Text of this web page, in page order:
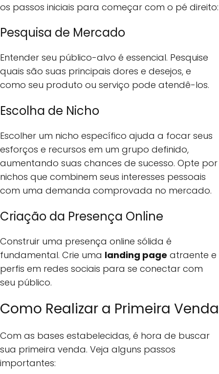
os passos iniciais para começar com o pé direito:
Pesquisa de Mercado
Entender seu público-alvo é essencial. Pesquise
quais são suas principais dores e desejos, e
como seu produto ou serviço pode atendê-los.
Escolha de Nicho
Escolher um nicho específico ajuda a focar seus
esforços e recursos em um grupo definido,
aumentando suas chances de sucesso. Opte por
nichos que combinem seus interesses pessoais
com uma demanda comprovada no mercado.
Criação da Presença Online
Construir uma presença online sólida é
fundamental. Crie uma landing page atraente e
perfis em redes sociais para se conectar com
seu público.
Como Realizar a Primeira Venda
Com as bases estabelecidas, é hora de buscar
sua primeira venda. Veja alguns passos
importantes: